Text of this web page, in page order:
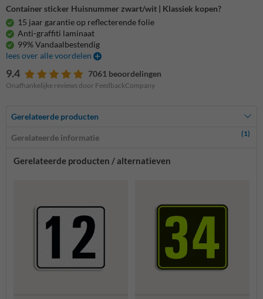
Container sticker Huisnummer zwart/wit | Klassiek kopen?
15 jaar garantie op reflecterende folie
Anti-graffiti laminaat
99% Vandaalbestendig
lees over alle voordelen
9.4 7061 beoordelingen
Onafhankelijke reviews door FeedbackCompany
Gerelateerde producten
Gerelateerde informatie (1)
Gerelateerde producten / alternatieven